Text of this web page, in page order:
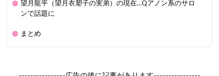
望月龍平（望月衣塑子の実弟）の現在…Qアノン系のサロ
ンで話題に
まとめ